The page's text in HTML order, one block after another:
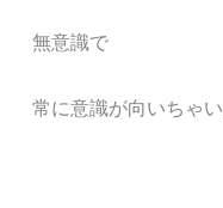
無意識で
常に意識が向いちゃい